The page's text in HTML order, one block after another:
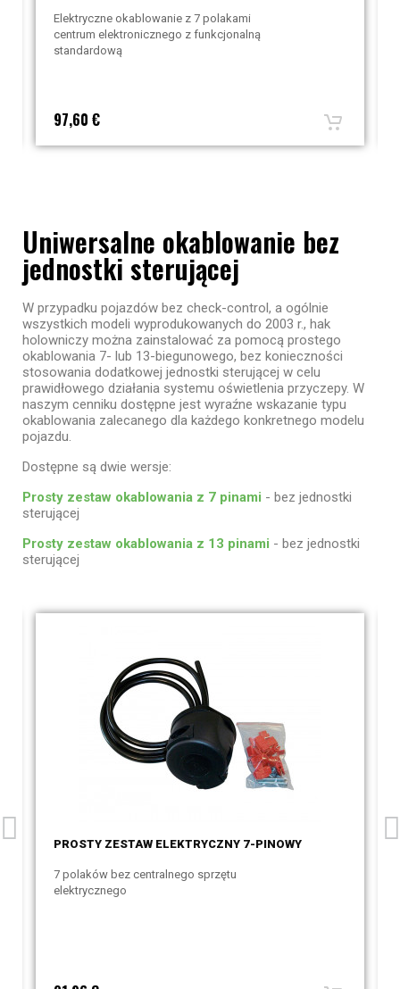
Elektryczne okablowanie z 7 polakami
centrum elektronicznego z funkcjonalną
standardową
97,60 €
Uniwersalne okablowanie bez
jednostki sterującej
W przypadku pojazdów bez check-control, a ogólnie
wszystkich modeli wyprodukowanych do 2003 r., hak
holowniczy można zainstalować za pomocą prostego
okablowania 7- lub 13-biegunowego, bez konieczności
stosowania dodatkowej jednostki sterującej w celu
prawidłowego działania systemu oświetlenia przyczepy. W
naszym cenniku dostępne jest wyraźne wskazanie typu
okablowania zalecanego dla każdego konkretnego modelu
pojazdu.
Dostępne są dwie wersje:
Prosty zestaw okablowania z 7 pinami - bez jednostki
sterującej
Prosty zestaw okablowania z 13 pinami - bez jednostki
sterującej
PROSTY ZESTAW ELEKTRYCZNY 7-PINOWY
7 polaków bez centralnego sprzętu
elektrycznego